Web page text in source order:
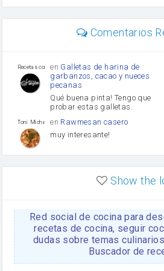
Comentarios
Recetas con sazon
en Galletas de harina de
garbanzos, cacao y nueces
pecanas
Qué buena pinta! Tengo que
probar estas galletas.
Toni Michel Caubet
en Rawmesan casero
muy interesante!
enLasaña casera fácil y
HOJALDROSA TV
enGachas de la abuela
Rosa
https://youtu.be/Mz69gcVO3sI
Rosa enReceta Del Bizcocho
Show the
Red social de cocina para
recetas de cocina, seguir
dudas sobre temas
Buscador de